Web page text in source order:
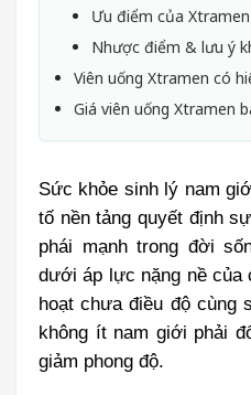
Ưu điểm của Xtramen
Nhược điểm & lưu ý
Viên uống Xtramen có
Giá viên uống Xtramen
Sức khỏe sinh lý nam
tố nền tảng quyết định
phái mạnh trong đời
dưới áp lực nặng nề của
hoạt chưa điều độ cùng
không ít nam giới phải
giảm phong độ.